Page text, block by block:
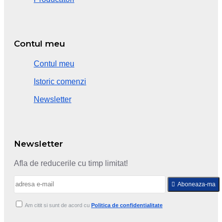
Contul meu
Contul meu
Istoric comenzi
Newsletter
Newsletter
Afla de reducerile cu timp limitat!
Aboneaza-ma
Am citit si sunt de acord cu Politica de confidentialitate